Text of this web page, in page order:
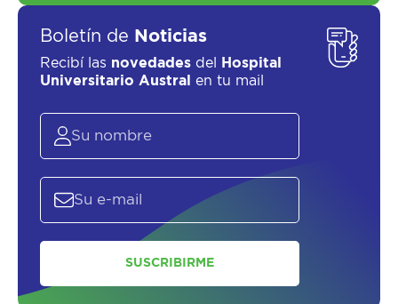
Boletín de Noticias
Recibí las novedades del
Hospital
Universitario Austral
en tu mail
SUSCRIBIRME